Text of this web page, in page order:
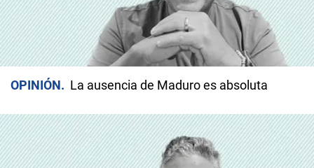
OPINIÓN La ausencia de Maduro es absoluta